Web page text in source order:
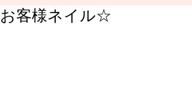
お客様ネイル☆